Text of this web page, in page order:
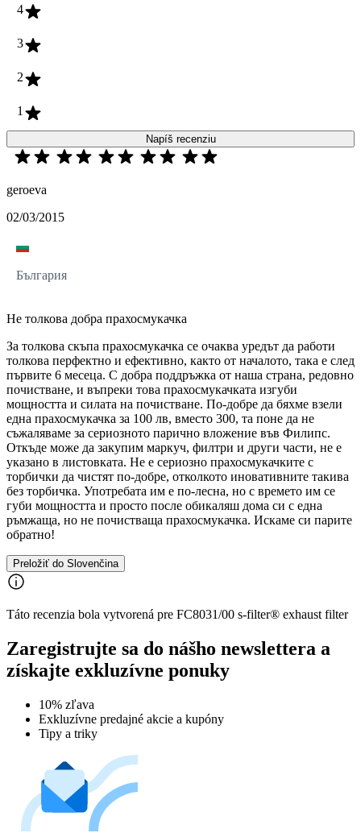
4
3
2
1
Napíš recenziu
geroeva
02/03/2015
България
Не толкова добра прахосмукачка
За толкова скъпа прахосмукачка се очаква уредът да работи
толкова перфектно и ефективно, както от началото, така е след
първите 6 месеца. С добра поддръжка от наша страна, редовно
почистване, и въпреки това прахосмукачката изгуби
мощността и силата на почистване. По-добре да бяхме взели
една прахосмукачка за 100 лв, вместо 300, та поне да не
съжаляваме за сериозното парично вложение във Филипс.
Откъде може да закупим маркуч, филтри и други части, не е
указано в листовката. Не е сериозно прахосмукачките с
торбички да чистят по-добре, отколкото иновативните такива
без торбичка. Употребата им е по-лесна, но с времето им се
губи мощността и просто после обикаляш дома си с една
ръмжаща, но не почистваща прахосмукачка. Искаме си парите
обратно!
Preložiť do Slovenčina
Táto recenzia bola vytvorená pre FC8031/00 s-filter® exhaust filter
Zaregistrujte sa do nášho newslettera a
získajte exkluzívne ponuky
10% zľava
Exkluzívne predajné akcie a kupóny
Tipy a triky